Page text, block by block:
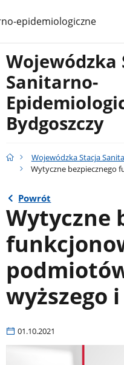
epidemiologiczne
Wojewódzka
Sanitarno-
Bydgoszczy
Wojewódzka Stacja
Wytyczne bezpiecznego
Powrót
Wytyczne
wyższego
01.10.2021